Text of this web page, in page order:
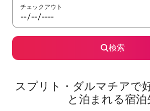
チェックアウト
検索
スプリト・ダルマチアで
と泊まれる宿泊